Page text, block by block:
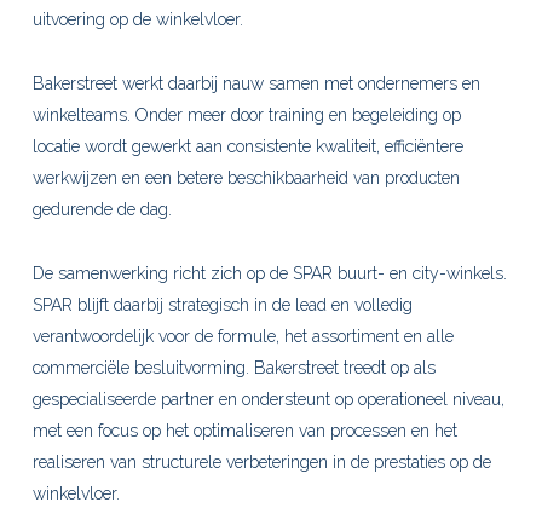
uitvoering op de winkelvloer.
Bakerstreet werkt daarbij nauw samen met ondernemers en
winkelteams. Onder meer door training en begeleiding op
locatie wordt gewerkt aan consistente kwaliteit, efficiëntere
werkwijzen en een betere beschikbaarheid van producten
gedurende de dag.
De samenwerking richt zich op de SPAR buurt- en city-winkels.
SPAR blijft daarbij strategisch in de lead en volledig
verantwoordelijk voor de formule, het assortiment en alle
commerciële besluitvorming. Bakerstreet treedt op als
gespecialiseerde partner en ondersteunt op operationeel niveau,
met een focus op het optimaliseren van processen en het
realiseren van structurele verbeteringen in de prestaties op de
winkelvloer.